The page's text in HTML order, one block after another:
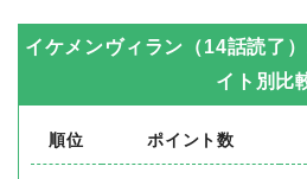
イケメンヴィラン（14話読了
イト別比
順位 ポイント数